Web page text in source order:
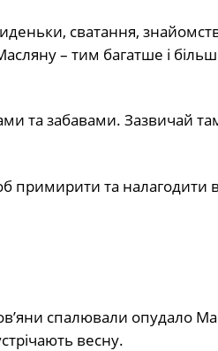
сватання,
– тим багатше і
та забавами. Зазвичай
примирити та налагодити
спалювали опудало
весну.